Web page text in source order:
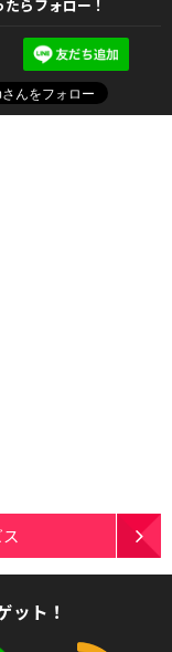
らフォロー！
ット！